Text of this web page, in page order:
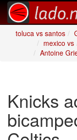
toluca vs santos
mexico vs
Antoine
Knicks